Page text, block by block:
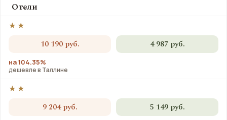
Отели
★★
10 190 руб. 4 987 руб.
на 104.35%
дешевле в Таллине
★★
9 204 руб. 5 149 руб.